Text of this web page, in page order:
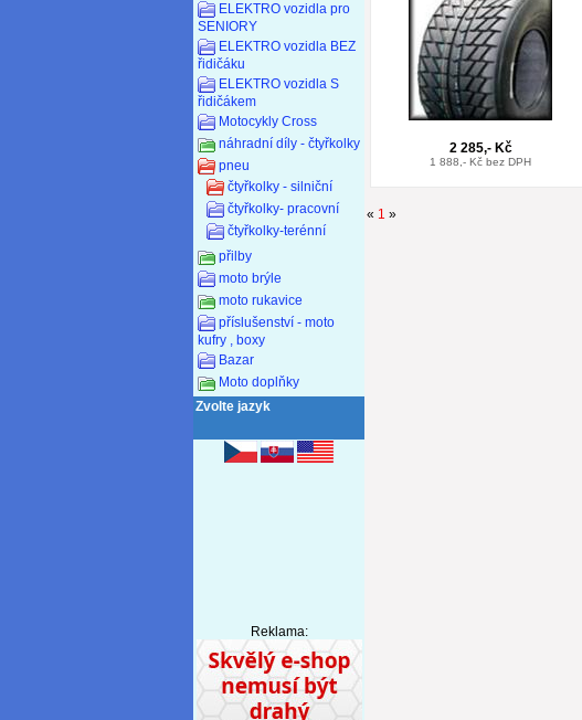
ELEKTRO vozidla pro
SENIORY
ELEKTRO vozidla BEZ
řidičáku
ELEKTRO vozidla S
řidičákem
Motocykly Cross
náhradní díly - čtyřkolky
pneu
čtyřkolky - silniční
čtyřkolky- pracovní
čtyřkolky-terénní
přilby
moto brýle
moto rukavice
příslušenství - moto
kufry , boxy
Bazar
Moto doplňky
Zvolte jazyk
Reklama:
2 285,- Kč
1 888,- Kč bez DPH
« 1 »